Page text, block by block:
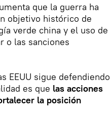
que la guerra ha
objetivo histórico de
verde china y el uso de
o las sanciones
EEUU sigue defendiendo
es que las acciones
la posición